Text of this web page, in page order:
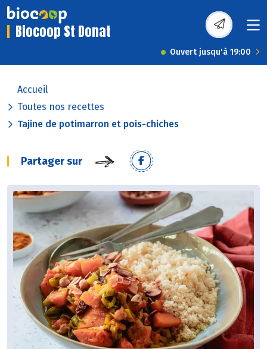
Biocoop St Donat
Ouvert jusqu'à 19:00
Accueil
Toutes nos recettes
Tajine de potimarron et pois-chiches
Partager sur